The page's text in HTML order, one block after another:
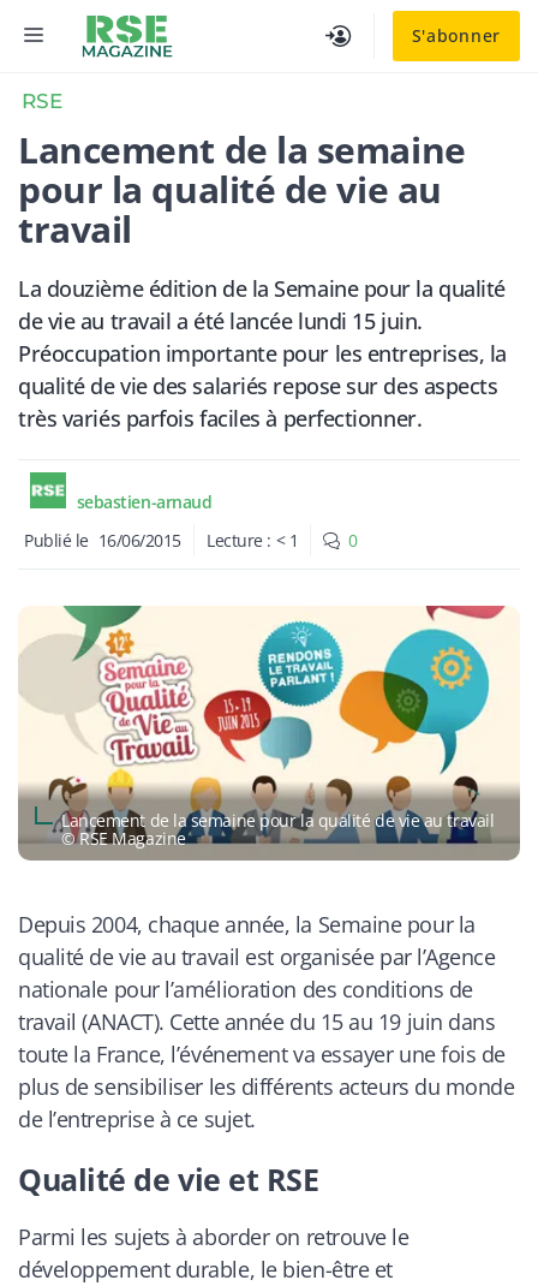
S'abonner
MENU
RSE
Lancement de la semaine
pour la qualité de vie au
travail
La douzième édition de la Semaine pour la qualité
de vie au travail a été lancée lundi 15 juin.
Préoccupation importante pour les entreprises, la
qualité de vie des salariés repose sur des aspects
très variés parfois faciles à perfectionner.
sebastien-arnaud
Publié le 16/06/2015 Lecture : < 1 0
Lancement de la semaine pour la qualité de vie au travail
© RSE Magazine
Depuis 2004, chaque année, la Semaine pour la
qualité de vie au travail est organisée par l’Agence
nationale pour l’amélioration des conditions de
travail (ANACT). Cette année du 15 au 19 juin dans
toute la France, l’événement va essayer une fois de
plus de sensibiliser les différents acteurs du monde
de l’entreprise à ce sujet.
Qualité de vie et RSE
Parmi les sujets à aborder on retrouve le
développement durable, le bien-être et